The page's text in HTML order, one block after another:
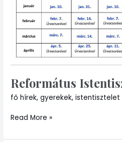
Református
fő hírek,gyerekek,istentisztelet
Read More »